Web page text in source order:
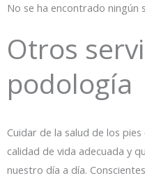
No se ha encontrado ningún
Otros
podología
Cuidar de la salud de los
calidad de vida adecuada y
nuestro día a día.